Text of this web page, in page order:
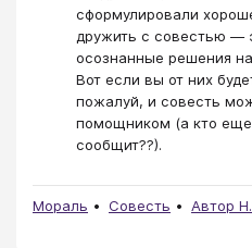
сформулировали
дружить с совестью —
осознанные решения
Вот если вы от них
пожалуй, и совесть
помощником (а кто еще
сообщит??).
Мораль Совесть Автор